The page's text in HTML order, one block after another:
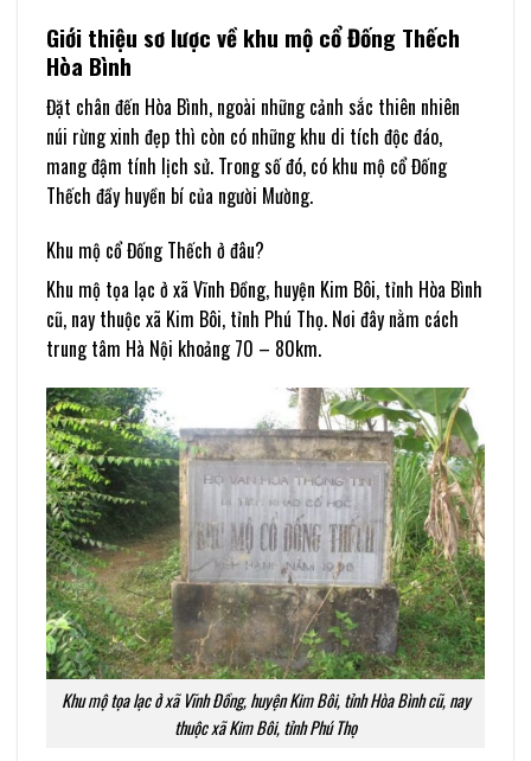
Giới thiệu sơ lược về khu mộ cổ Đống Thếch
Hòa Bình
Đặt chân đến Hòa Bình, ngoài những cảnh sắc thiên nhiên
núi rừng xinh đẹp thì còn có những khu di tích độc đáo,
mang đậm tính lịch sử. Trong số đó, có khu mộ cổ Đống
Thếch đầy huyền bí của người Mường.
Khu mộ cổ Đống Thếch ở đâu?
Khu mộ tọa lạc ở xã Vĩnh Đồng, huyện Kim Bôi, tỉnh Hòa Bình
cũ, nay thuộc xã Kim Bôi, tỉnh Phú Thọ. Nơi đây nằm cách
trung tâm Hà Nội khoảng 70 – 80km.
Khu mộ tọa lạc ở xã Vĩnh Đồng, huyện Kim Bôi, tỉnh Hòa Bình cũ, nay
thuộc xã Kim Bôi, tỉnh Phú Thọ